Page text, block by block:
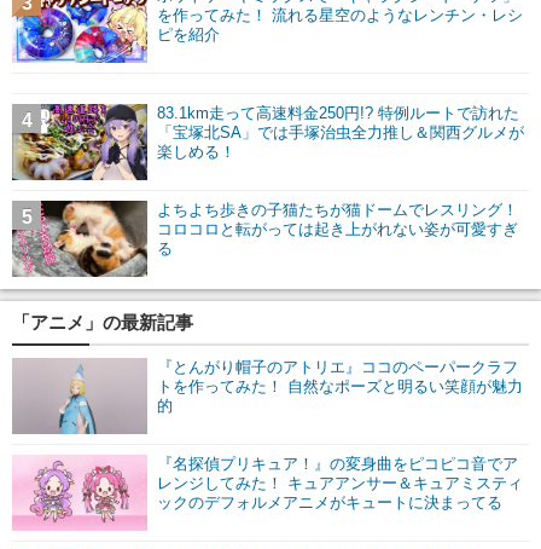
を作ってみた！ 流れる星空のようなレンチン・レシ
ピを紹介
83.1km走って高速料金250円!? 特例ルートで訪れた
「宝塚北SA」では手塚治虫全力推し＆関西グルメが
楽しめる！
4
よちよち歩きの子猫たちが猫ドームでレスリング！
コロコロと転がっては起き上がれない姿が可愛すぎ
る
5
「アニメ」の最新記事
『とんがり帽子のアトリエ』ココのペーパークラフ
トを作ってみた！ 自然なポーズと明るい笑顔が魅力
的
『名探偵プリキュア！』の変身曲をピコピコ音でア
レンジしてみた！ キュアアンサー＆キュアミスティ
ックのデフォルメアニメがキュートに決まってる